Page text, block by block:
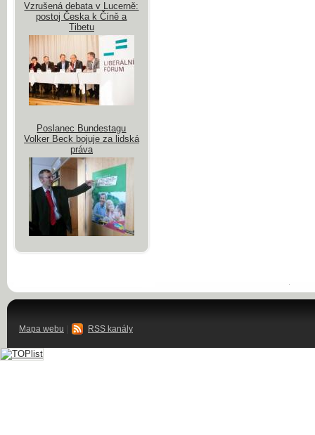
Vzrušená debata v Lucerně:
postoj Česka k Číně a
Tibetu
Poslanec Bundestagu
Volker Beck bojuje za lidská
práva
Mapa webu RSS kanály